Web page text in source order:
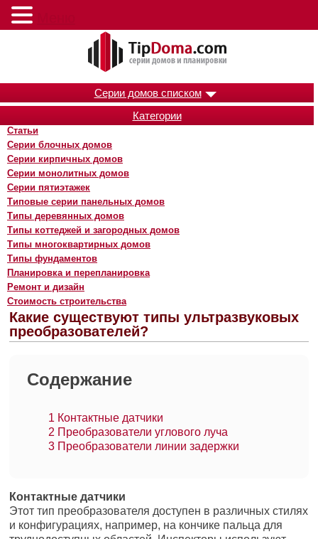
Серии домов списком
Категории
Статьи
Серии блочных домов
Серии кирпичных домов
Серии монолитных домов
Серии пятиэтажек
Типовые серии панельных домов
Типы деревянных домов
Типы коттеджей и загородных домов
Типы многоквартирных домов
Типы фундаментов
Планировка и перепланировка
Ремонт и дизайн
Стоимость строительства
Какие существуют типы ультразвуковых
преобразователей?
Содержание
1 Контактные датчики
2 Преобразователи углового луча
3 Преобразователи линии задержки
Контактные датчики
Этот тип преобразователя доступен в различных стилях
и конфигурациях, например, на кончике пальца для